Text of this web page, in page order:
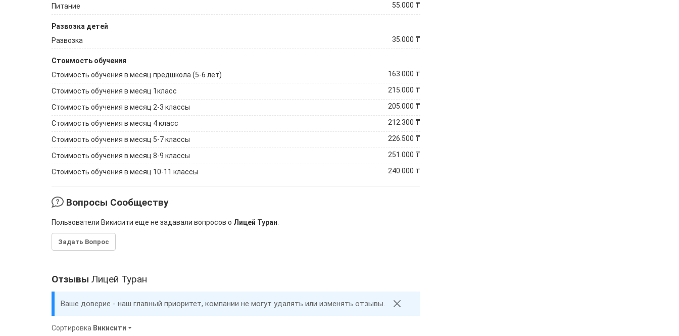
Питание
55.000 ₸
Развозка детей
Развозка
35.000 ₸
Стоимость обучения
Стоимость обучения в месяц предшкола (5-6 лет)
163.000 ₸
Стоимость обучения в месяц 1класс 215.000 ₸
Стоимость обучения в месяц 2-3 классы 205.000 ₸
Стоимость обучения в месяц 4 класс 212.300 ₸
Стоимость обучения в месяц 5-7 классы 226.500 ₸
Стоимость обучения в месяц 8-9 классы 251.000 ₸
Стоимость обучения в месяц 10-11 классы 240.000 ₸
Вопросы Сообществу
Пользователи Викисити еще не задавали вопросов о Лицей Туран
Задать Вопрос
Отзывы Лицей Туран
Ваше доверие - наш главный приоритет, компании не могут удалять или изменять отзывы.
Сортировка Викисити